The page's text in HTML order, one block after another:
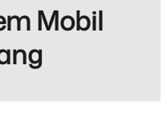
Mobil